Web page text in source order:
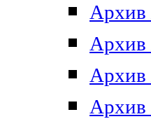
Архив
Архив
Архив
Архив